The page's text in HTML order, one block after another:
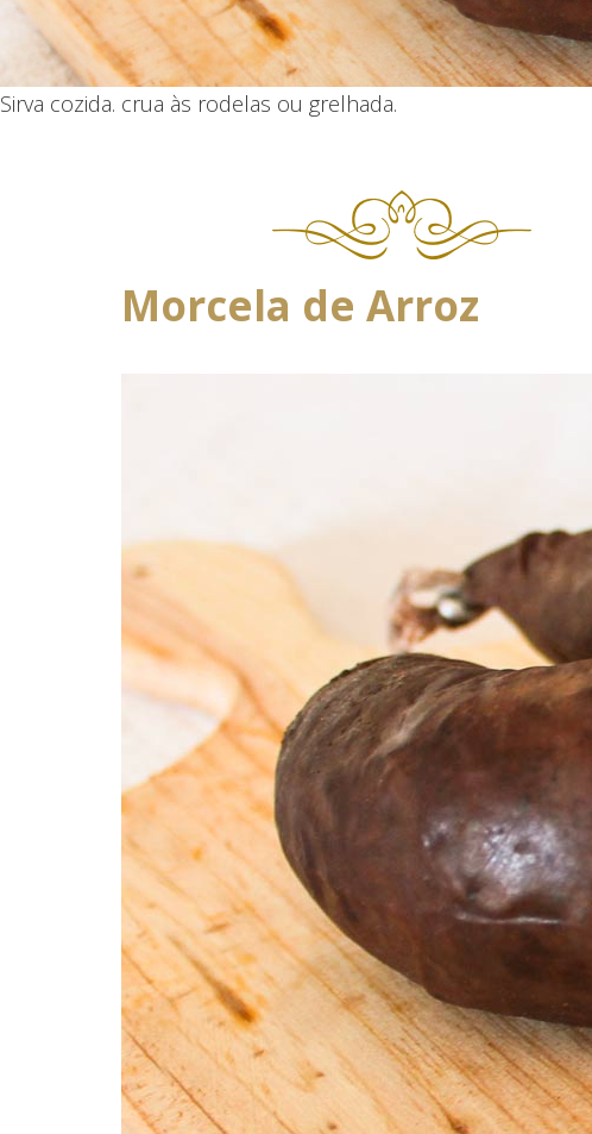
Sirva cozida. crua às rodelas ou grelhada.
Morcela de Arroz